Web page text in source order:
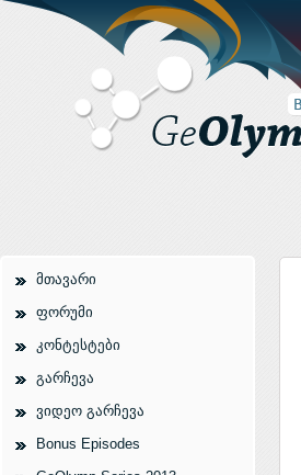
მთავარი
ფორუმი
კონტესტები
გარჩევა
ვიდეო გარჩევა
Bonus Episodes